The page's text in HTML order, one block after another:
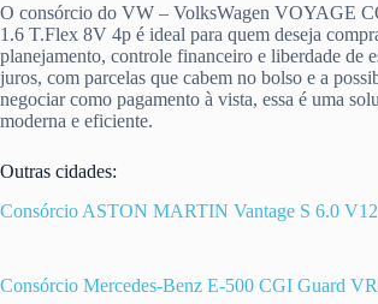
O consórcio do VW – VolksWagen VOYAGE
1.6 T.Flex 8V 4p é ideal para quem deseja
planejamento, controle financeiro e liberdade de
juros, com parcelas que cabem no bolso e a
negociar como pagamento à vista, essa é uma
moderna e eficiente.
Outras cidades:
Consórcio ASTON MARTIN Vantage S 6.0
Consórcio Mercedes-Benz E-500 CGI Guard